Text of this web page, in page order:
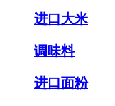
进口大米
调味料
进口面粉